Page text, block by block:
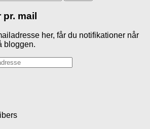
pr. mail
her, får du notifikationer når
bloggen.